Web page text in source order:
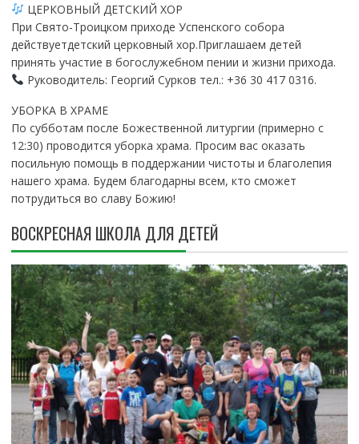
ЦЕРКОВНЫЙ ДЕТСКИЙ ХОР
При Свято-Троицком приходе Успенского собора
действуетдетский церковный хор.Приглашаем детей
принять участие в богослужебном пении и жизни прихода.
Руководитель: Георгий Сурков тел.: +36 30 417 0316.
УБОРКА В ХРАМЕ
По субботам после Божественной литургии (примерно с
12:30) проводится уборка храма. Просим вас оказать
посильную помощь в поддержании чистоты и благолепия
нашего храма. Будем благодарны всем, кто сможет
потрудиться во славу Божию!
ВОСКРЕСНАЯ ШКОЛА ДЛЯ ДЕТЕЙ